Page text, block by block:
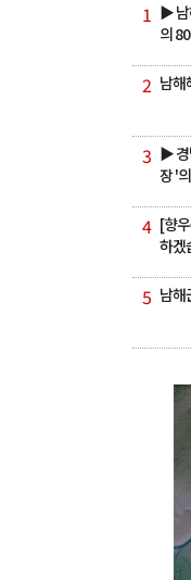
1 ▶ 남
의
2 남해
3 ▶ 경
장 '
4 [향
하겠
5 남해